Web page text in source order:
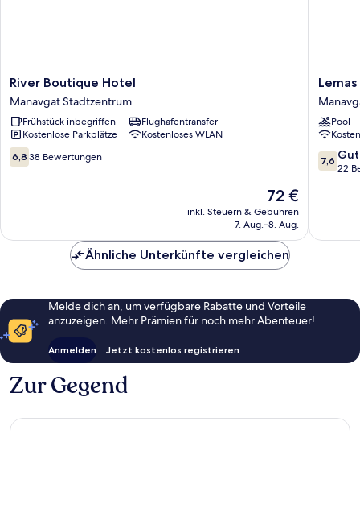
River
Boutique
Hotel
Manavgat
Stadtzentrum
River Boutique Hotel
Manavgat Stadtzentrum
Frühstück inbegriffen
Flughafentransfer
Kostenlose Parkplätze
Kostenloses WLAN
6.8
von
6,8 38 Bewertungen
Der
Preis
beträgt
72 €
inkl. Steuern & Gebühren
7. Aug.–8. Aug.
Lemas
Suite
Hotel
Pool
7.6
von
7,6 Gut
22
Ähnliche Unterkünfte vergleichen
Melde dich an, um verfügbare Rabatte und Vorteile
anzuzeigen. Mehr Prämien für noch mehr Abenteuer!
Anmelden Jetzt kostenlos registrieren
Zur Gegend